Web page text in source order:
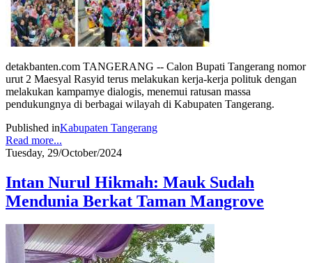
detakbanten.com TANGERANG -- Calon Bupati Tangerang nomor
urut 2 Maesyal Rasyid terus melakukan kerja-kerja polituk dengan
melakukan kampamye dialogis, menemui ratusan massa
pendukungnya di berbagai wilayah di Kabupaten Tangerang.
Published inKabupaten Tangerang
Read more...
Tuesday, 29/October/2024
Intan Nurul Hikmah: Mauk Sudah
Mendunia Berkat Taman Mangrove